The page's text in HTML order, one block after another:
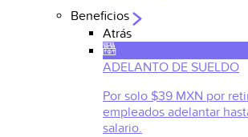
Beneficios
Atrás
ADELANTO DE SUELDO
Por solo $39 MXN por
empleados adelantar
salario.